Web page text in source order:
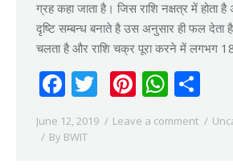
ग्रह कहा जाता है। जिस राशि नक्षत्र में होता
दृष्टि सम्बन्ध बनाते है उस अनुसार ही फल देता
चलता है और राशि चक्र पूरा करने में लगभग 18
Facebook
Twitter
Pinterest
June 12, 2019 Leave a comment
By BWIT